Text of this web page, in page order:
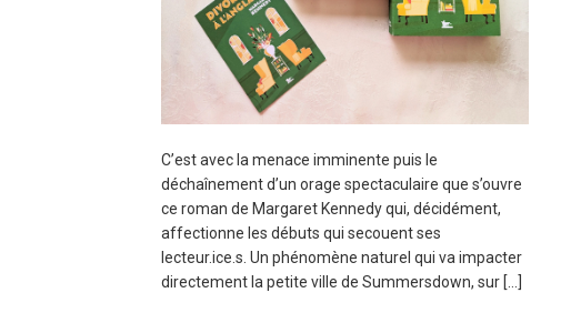
C’est avec la menace imminente puis le
déchaînement d’un orage spectaculaire que s’ouvre
ce roman de Margaret Kennedy qui, décidément,
affectionne les débuts qui secouent ses
lecteur.ice.s. Un phénomène naturel qui va impacter
directement la petite ville de Summersdown, sur […]